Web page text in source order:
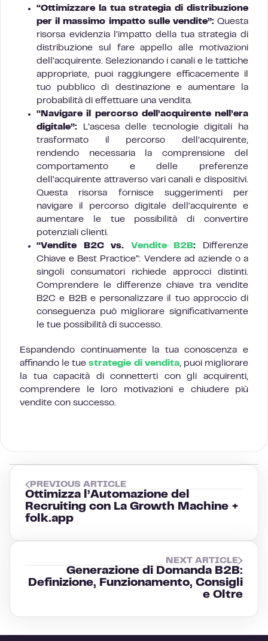
“Ottimizzare la tua strategia di distribuzione
per il massimo impatto sulle vendite”:Questa
risorsa evidenzia l’impatto della tua strategia di
distribuzione sul fare appello alle motivazioni
dell’acquirente. Selezionando i canali e le tattiche
appropriate, puoi raggiungere efficacemente il
tuo pubblico di destinazione e aumentare la
probabilità di effettuare una vendita.
“Navigare il percorso dell’acquirente nell’era
digitale”: L’ascesa delle tecnologie digitali ha
trasformato il percorso dell’acquirente,
rendendo necessaria la comprensione del
comportamento e delle preferenze
dell’acquirente attraverso vari canali e dispositivi.
Questa risorsa fornisce suggerimenti per
navigare il percorso digitale dell’acquirente e
aumentare le tue possibilità di convertire
potenziali clienti.
“Vendite B2C vs. Vendite B2B: Differenze
Chiave e Best Practice”: Vendere ad aziende o a
singoli consumatori richiede approcci distinti.
Comprendere le differenze chiave tra vendite
B2C e B2B e personalizzare il tuo approccio di
conseguenza può migliorare significativamente
le tue possibilità di successo.
Espandendo continuamente la tua conoscenza e
affinando le tuestrategie di vendita, puoi migliorare
la tua capacità di connetterti con gli acquirenti,
comprendere le loro motivazioni e chiudere più
vendite con successo.
PREVIOUS ARTICLE
Ottimizza l’Automazione del
Recruiting con La Growth Machine +
folk.app
NEXT ARTICLE
Generazione di Domanda B2B:
Definizione, Funzionamento, Consigli
e Oltre